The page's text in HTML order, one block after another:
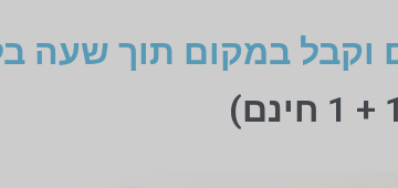
וקבל במקום תוך שעה